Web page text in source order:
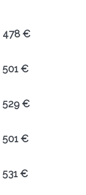
478 €
501 €
529 €
501 €
531 €